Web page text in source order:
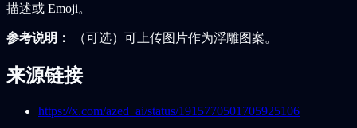
描述或 Emoji。
参考说明： （可选）可上传图片作为浮雕图案。
来源链接
https://x.com/azed_ai/status/1915770501705925106